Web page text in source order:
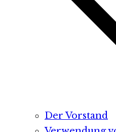
Der Vorstand